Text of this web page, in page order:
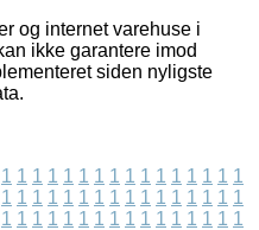
og internet varehuse i
ikke garantere imod
siden nyligste
1 1 1 1 1 1 1 1 1 1 1 1 1 1 1 1
1 1 1 1 1 1 1 1 1 1 1 1 1 1 1 1
1 1 1 1 1 1 1 1 1 1 1 1 1 1 1 1